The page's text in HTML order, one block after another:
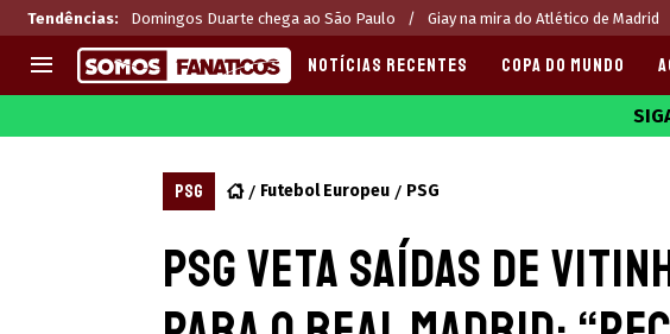
Tendências: Domingos Duarte chega ao São Paulo Giay na mira do Atlético de Madrid
CHAMPIONS LEAGUE
PREMIER LEAGUE
Melhores sites de apostas 2025
CASAS DE APOSTAS
CÓDIGOS e OFERTAS
APPS
NOTÍCIAS RECENTES COPA DO MUNDO
PSG Futebol Europeu PSG
PSG veta saídas de